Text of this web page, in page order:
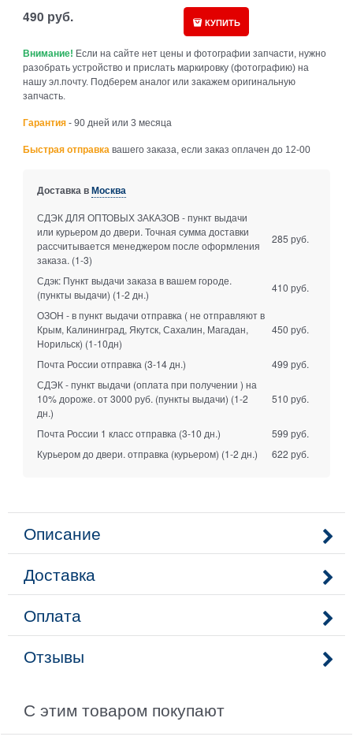
490 руб. КУПИТЬ
Внимание! Если на сайте нет цены и фотографии запчасти, нужно
разобрать устройство и прислать маркировку (фотографию) на
нашу эл.почту. Подберем аналог или закажем оригинальную
запчасть.
Гарантия - 90 дней или 3 месяца
Быстрая отправка вашего заказа, если заказ оплачен до 12-00
Доставка вМосква
СДЭК ДЛЯ ОПТОВЫХ ЗАКАЗОВ - пункт выдачи
или курьером до двери. Точная сумма доставки
рассчитывается менеджером после оформления
заказа. (1-3)
285 руб.
Сдэк: Пункт выдачи заказа в вашем городе.
(пункты выдачи) (1-2 дн.)
410 руб.
ОЗОН - в пункт выдачи отправка ( не отправляют в
Крым, Калининград, Якутск, Сахалин, Магадан,
Норильск) (1-10дн)
450 руб.
Почта России отправка (3-14 дн.)
499 руб.
СДЭК - пункт выдачи (оплата при получении ) на
10% дороже. от 3000 руб. (пункты выдачи) (1-2
дн.)
510 руб.
Почта России 1 класс отправка (3-10 дн.)
599 руб.
Курьером до двери. отправка (курьером) (1-2 дн.) 622 руб.
Описание
Доставка
Оплата
Отзывы
С этим товаром покупают